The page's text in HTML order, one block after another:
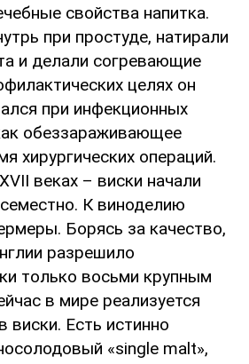
свойства напитка.
при простуде, натирали
и делали согревающие
целях он
при инфекционных
обеззараживающее
хирургических операций.
веках – виски начали
К виноделию
Борясь за качество,
разрешило
только восьми крупным
в мире реализуется
виски. Есть истинно
«single malt»,